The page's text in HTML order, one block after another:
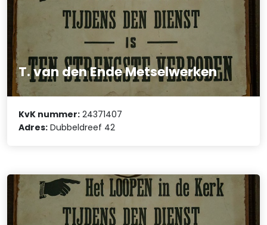
T. van den Ende Metselwerken
KvK nummer: 24371407
Adres: Dubbeldreef 42